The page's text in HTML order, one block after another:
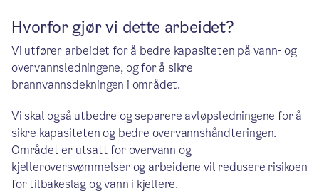
Hvorfor gjør vi dette arbeidet?
Vi utfører arbeidet for å bedre kapasiteten på vann- og
overvannsledningene, og for å sikre
brannvannsdekningen i området.
Vi skal også utbedre og separere avløpsledningene for å
sikre kapasiteten og bedre overvannshåndteringen.
Området er utsatt for overvann og
kjelleroversvømmelser og arbeidene vil redusere risikoen
for tilbakeslag og vann i kjellere.